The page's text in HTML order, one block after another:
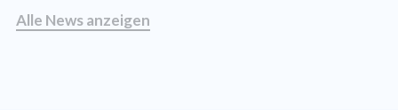
Alle News anzeigen